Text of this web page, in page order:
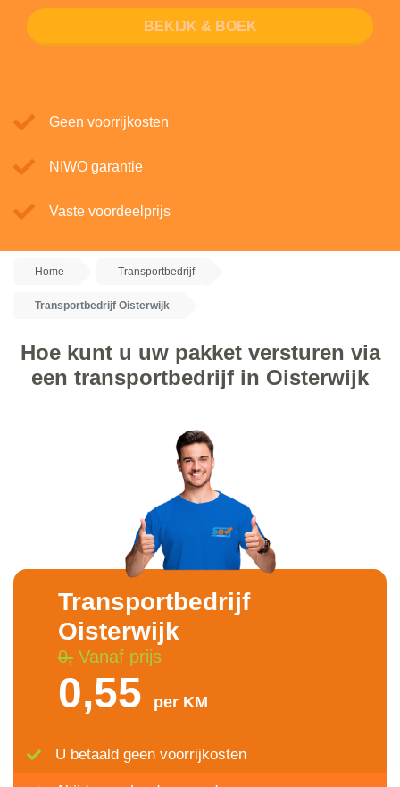
BEKIJK & BOEK
Geen voorrijkosten
NIWO garantie
Vaste voordeelprijs
Home Transportbedrijf
Transportbedrijf Oisterwijk
Hoe kunt u uw pakket versturen via
een transportbedrijf in Oisterwijk
Transportbedrijf
Oisterwijk
0,Vanaf prijs
0,55 per KM
U betaald geen voorrijkosten